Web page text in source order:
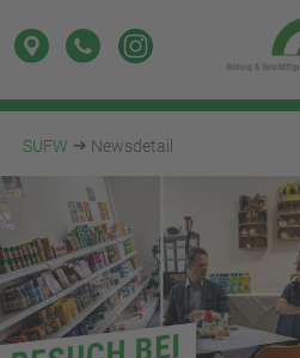
SUFW Newsdetail